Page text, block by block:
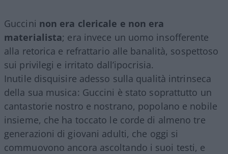
Guccini non era clericale e non era
materialista; era invece un uomo insofferente
alla retorica e refrattario alle banalità, sospettoso
sui privilegi e irritato dall’ipocrisia.
Inutile disquisire adesso sulla qualità intrinseca
della sua musica: Guccini è stato soprattutto un
cantastorie nostro e nostrano, popolano e nobile
insieme, che ha toccato le corde di almeno tre
generazioni di giovani adulti, che oggi si
commuovono ancora ascoltando i suoi testi, e